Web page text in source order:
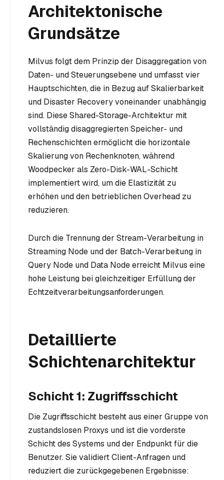
Architektonische
Grundsätze
Milvus folgt dem Prinzip der Disaggregation von
Daten- und Steuerungsebene und umfasst vier
Hauptschichten, die in Bezug auf Skalierbarkeit
und Disaster Recovery voneinander unabhängig
sind. Diese Shared-Storage-Architektur mit
vollständig disaggregierten Speicher- und
Rechenschichten ermöglicht die horizontale
Skalierung von Rechenknoten, während
Woodpecker als Zero-Disk-WAL-Schicht
implementiert wird, um die Elastizität zu
erhöhen und den betrieblichen Overhead zu
reduzieren.
Durch die Trennung der Stream-Verarbeitung in
Streaming Node und der Batch-Verarbeitung in
Query Node und Data Node erreicht Milvus eine
hohe Leistung bei gleichzeitiger Erfüllung der
Echtzeitverarbeitungsanforderungen.
Detaillierte
Schichtenarchitektur
Schicht 1: Zugriffsschicht
Die Zugriffsschicht besteht aus einer Gruppe von
zustandslosen Proxys und ist die vorderste
Schicht des Systems und der Endpunkt für die
Benutzer. Sie validiert Client-Anfragen und
reduziert die zurückgegebenen Ergebnisse: